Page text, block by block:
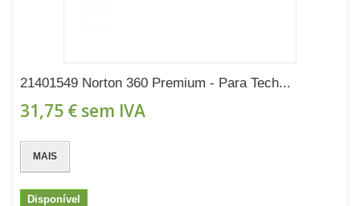
21401549 Norton 360 Premium - Para Tech...
31,75 € sem IVA
MAIS
Disponível